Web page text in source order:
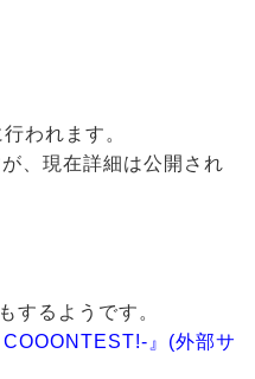
われます。
、現在詳細は公開され
するようです。
COOONTEST!-』(外部サ